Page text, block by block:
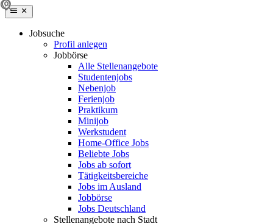
Jobsuche
Profil anlegen
Jobbörse
Alle Stellenangebote
Studentenjobs
Nebenjob
Ferienjob
Praktikum
Minijob
Werkstudent
Home-Office Jobs
Beliebte Jobs
Jobs ab sofort
Tätigkeitsbereiche
Jobs im Ausland
Jobbörse
Jobs Deutschland
Stellenangebote nach Stadt